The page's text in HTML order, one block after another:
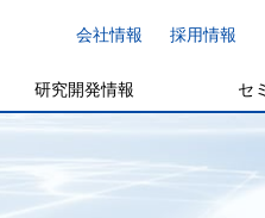
会社情報 採用情報
研究開発情報 セ